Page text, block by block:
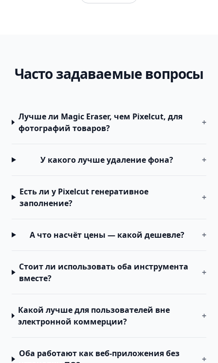
Часто задаваемые вопросы
Лучше ли Magic Eraser, чем Pixelcut, для
фотографий товаров?
+
У какого лучше удаление фона? +
Есть ли у Pixelcut генеративное
заполнение?
+
А что насчёт цены — какой дешевле? +
Стоит ли использовать оба инструмента
вместе?
+
Какой лучше для пользователей вне
электронной коммерции?
+
Оба работают как веб-приложения без
+